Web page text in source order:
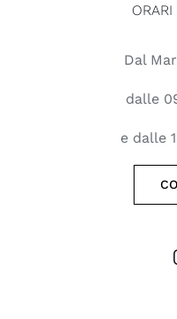
Dal
dalle
e dalle